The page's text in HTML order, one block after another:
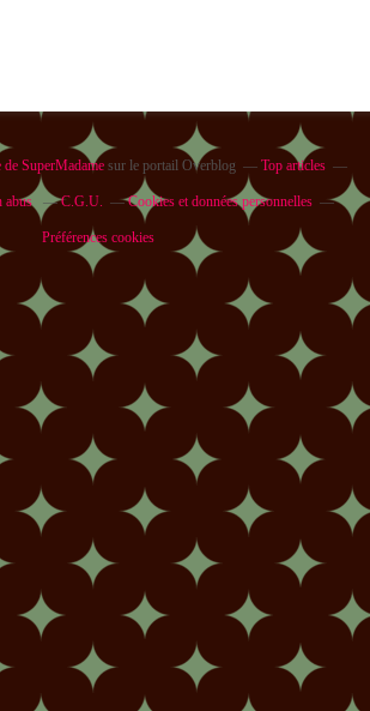
SuperMadamesur le portail Overblog Top articles
abus C.G.U. Cookies et données personnelles
Préférences cookies